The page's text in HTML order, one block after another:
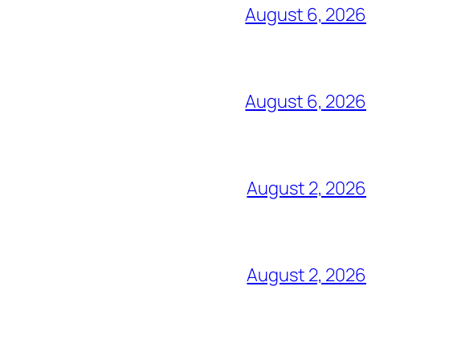
August 6, 2026
August 6, 2026
August 2, 2026
August 2, 2026